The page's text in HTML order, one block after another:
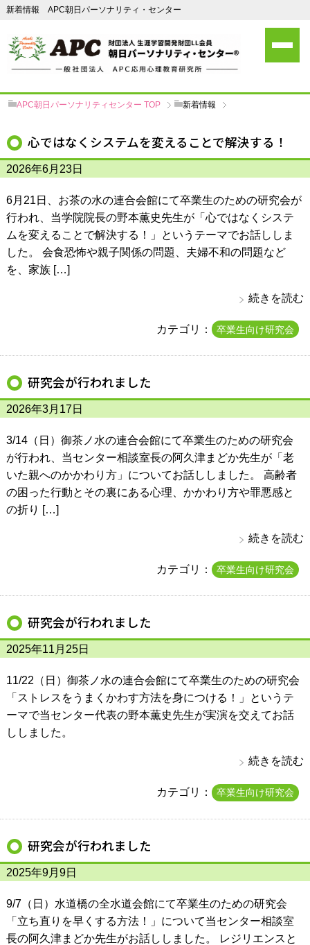
新着情報 APC朝日パーソナリティ・センター
APC朝日パーソナリティセンター TOP 新着情報
心ではなくシステムを変えることで解決する！
2026年6月23日
6月21日、お茶の水の連合会館にて卒業生のための研究会が
行われ、当学院院長の野本薫史先生が「心ではなくシステ
ムを変えることで解決する！」というテーマでお話ししま
した。 会食恐怖や親子関係の問題、夫婦不和の問題など
を、家族 […]
続きを読む
カテゴリ： 卒業生向け研究会
研究会が行われました
2026年3月17日
3/14（日）御茶ノ水の連合会館にて卒業生のための研究会
が行われ、当センター相談室長の阿久津まどか先生が「老
いた親へのかかわり方」についてお話ししました。 高齢者
の困った行動とその裏にある心理、かかわり方や罪悪感と
の折り […]
続きを読む
カテゴリ： 卒業生向け研究会
研究会が行われました
2025年11月25日
11/22（日）御茶ノ水の連合会館にて卒業生のための研究会
「ストレスをうまくかわす方法を身につける！」というテ
ーマで当センター代表の野本薫史先生が実演を交えてお話
ししました。
続きを読む
カテゴリ： 卒業生向け研究会
研究会が行われました
2025年9月9日
9/7（日）水道橋の全水道会館にて卒業生のための研究会
「立ち直りを早くする方法！」について当センター相談室
長の阿久津まどか先生がお話ししました。 レジリエンスと